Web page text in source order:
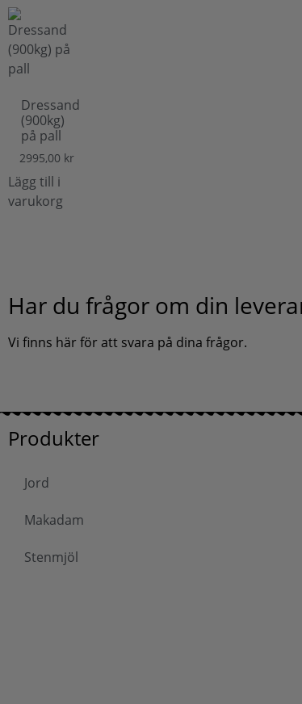
Dressand
(900kg)
på pall
2995,00 kr
Lägg till i
varukorg
Har du frågor om din
Vi finns här för att svara på dina frågor.
Produkter
Jord
Makadam
Stenmjöl